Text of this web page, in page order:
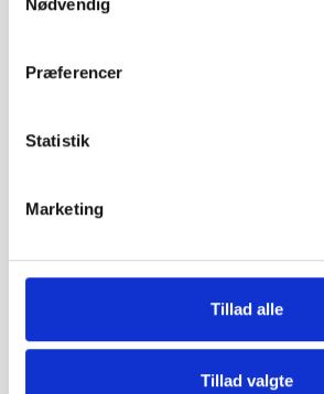
Præferencer
Statistik
Marketing
Tillad alle
Tillad valgte
medbringertruck/kran i kurven
Vejledende info
Levering & IBF Paller: